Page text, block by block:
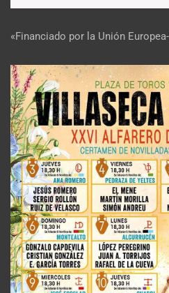
«Financiado por la Unión